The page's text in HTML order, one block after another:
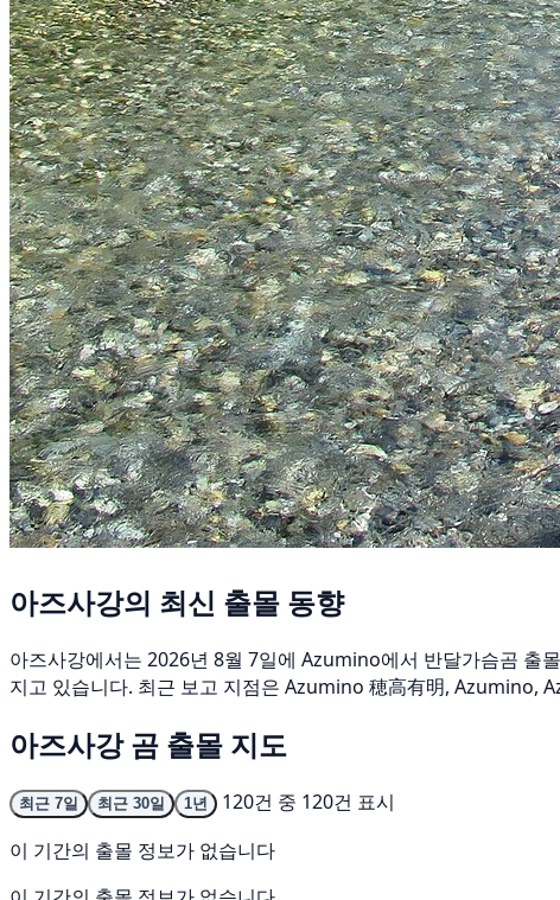
아즈사강의 최신 출몰 동향
아즈사강에서는 2026년 8월 7일에 Azumino에서 반달가슴곰 출
지고 있습니다. 최근 보고 지점은 Azumino 穂高有明, Azumino,
아즈사강 곰 출몰 지도
최근 7일 최근 30일 1년
120건 중 120건 표시
이 기간의 출몰 정보가 없습니다